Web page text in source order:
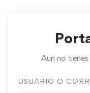
Aun no
USUARIO O